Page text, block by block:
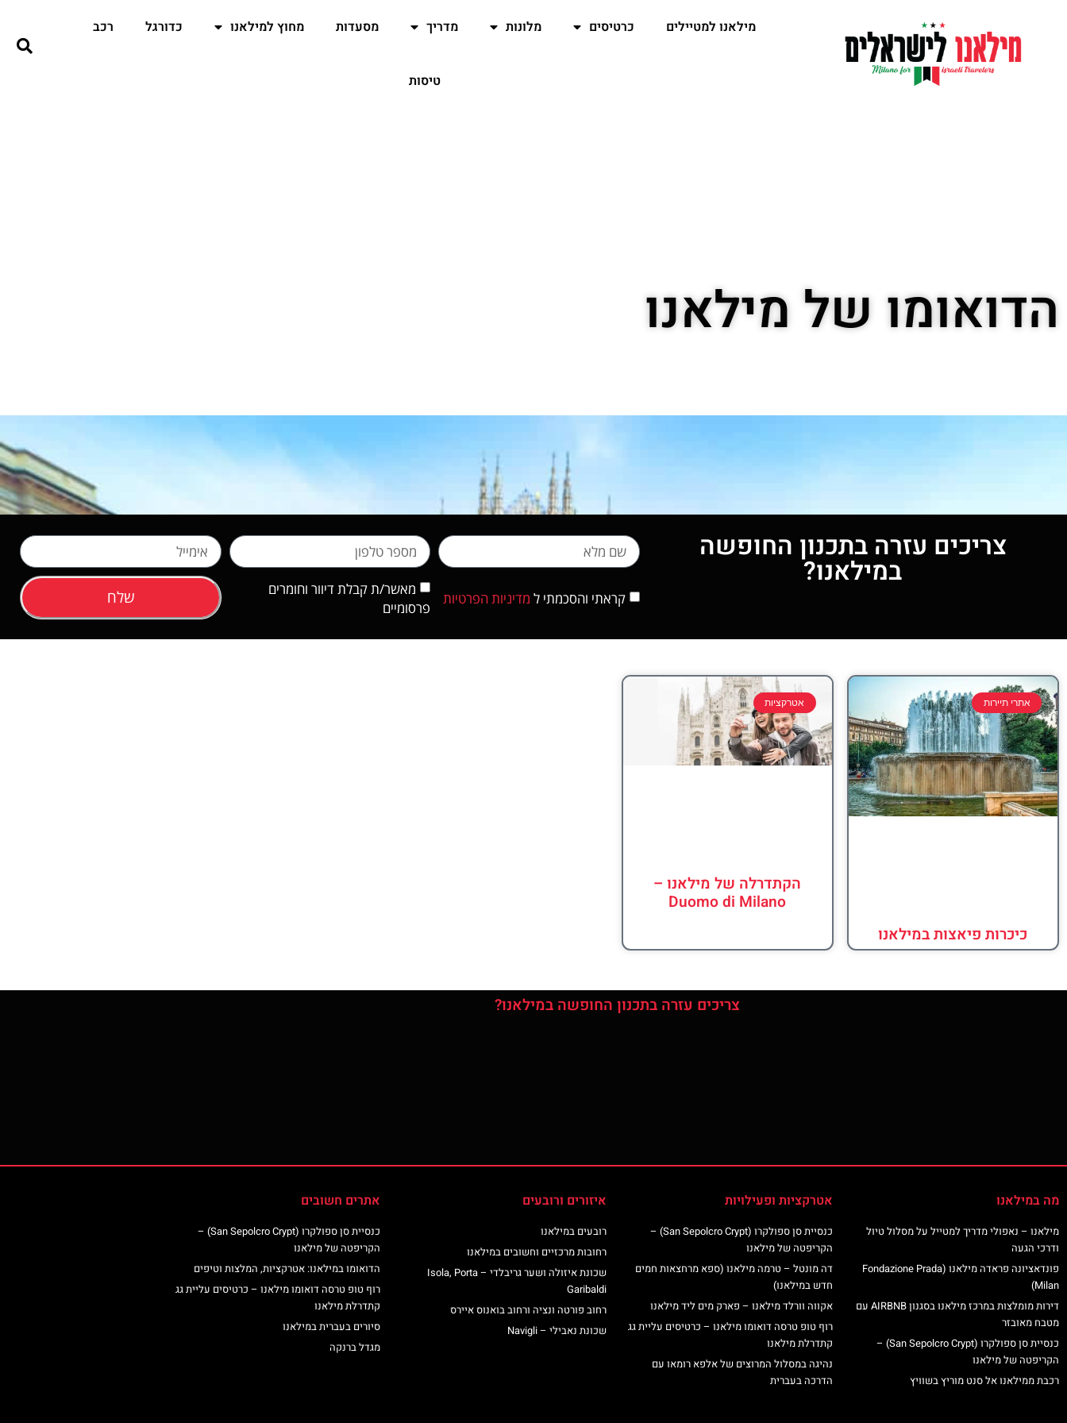
מילאנו למטיילים כרטיסים מלונות מדריך מסעדות מחוץ למילאנו כדורגל רכב
טיסות
הדואומו של מילאנו
צריכים עזרה בתכנון החופשה
במילאנו?
קראתי והסכמתי ל מדיניות הפרטיות
מאשר/ת קבלת דיוור וחומרים
פרסומיים
שלח
אתרי תיירות
כיכרות פיאצות במילאנו
אטרקציות
הקתדרלה של מילאנו –
Duomo di Milano
צריכים עזרה בתכנון החופשה במילאנו?
מה במילאנו
מילאנו – נאפולי מדריך למטייל על מסלול טיול
ודרכי הגעה
פונדאציונה פראדה מילאנו (Fondazione Prada
Milan)
דירות מומלצות במרכז מילאנו בסגנון AIRBNB עם
מטבח מאובזר
כנסיית סן ספולקרו (San Sepolcro Crypt) –
הקריפטה של מילאנו
רכבת ממילאנו אל סנט מוריץ בשוויץ
אטרקציות ופעילויות
כנסיית סן ספולקרו (San Sepolcro Crypt) –
הקריפטה של מילאנו
דה מונטל – טרמה מילאנו (ספא מרחצאות חמים
חדש במילאנו)
אקווה וורלד מילאנו – פארק מים ליד מילאנו
רוף טופ טרסה דואומו מילאנו – כרטיסים עליית גג
קתדרלת מילאנו
נהיגה במסלול המרוצים של אלפא רומאו עם
הדרכה בעברית
איזורים ורובעים
רובעים במילאנו
רחובות מרכזיים וחשובים במילאנו
שכונת איזולה ושער גריבלדי – Isola, Porta
Garibaldi
רחוב פורטה ונציה ורחוב בואנוס איירס
שכונת נאבילי – Navigli
אתרים חשובים
כנסיית סן ספולקרו (San Sepolcro Crypt) –
הקריפטה של מילאנו
הדואומו במילאנו: אטרקציות, המלצות וטיפים
רוף טופ טרסה דואומו מילאנו – כרטיסים עליית גג
קתדרלת מילאנו
סיורים בעברית במילאנו
מגדל ברנקה